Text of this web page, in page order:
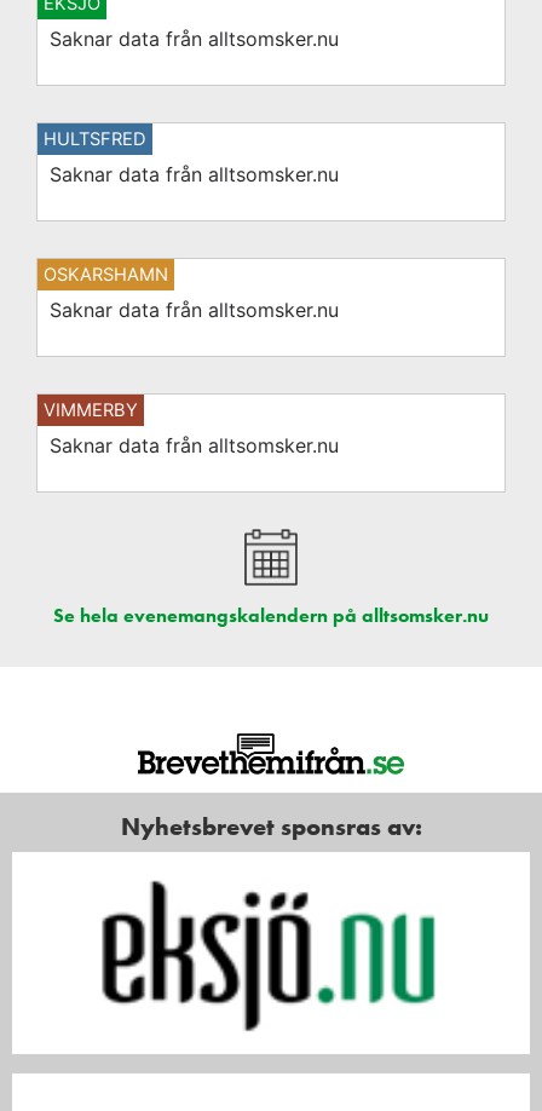
Saknar data från alltsomsker.nu
HULTSFRED
Saknar data från alltsomsker.nu
OSKARSHAMN
Saknar data från alltsomsker.nu
VIMMERBY
Saknar data från alltsomsker.nu
Se hela evenemangskalendern på alltsomsker.nu
Nyhetsbrevet sponsras av: